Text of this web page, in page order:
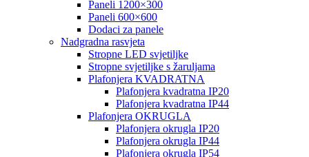
Paneli 1200×300
Paneli 600×600
Dodaci za panele
Nadgradna rasvjeta
Stropne LED svjetiljke
Stropne svjetiljke s žaruljama
Plafonjera KVADRATNA
Plafonjera kvadratna IP20
Plafonjera kvadratna IP44
Plafonjera OKRUGLA
Plafonjera okrugla IP20
Plafonjera okrugla IP44
Plafonjera okrugla IP54